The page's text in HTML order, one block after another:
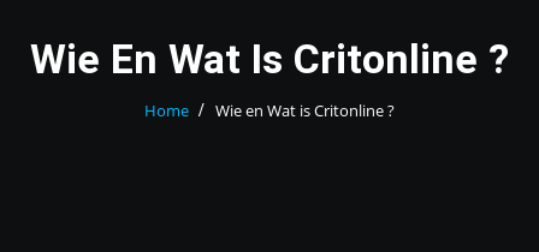
Wie En Wat Is Critonline ?
Home Wie en Wat is Critonline ?